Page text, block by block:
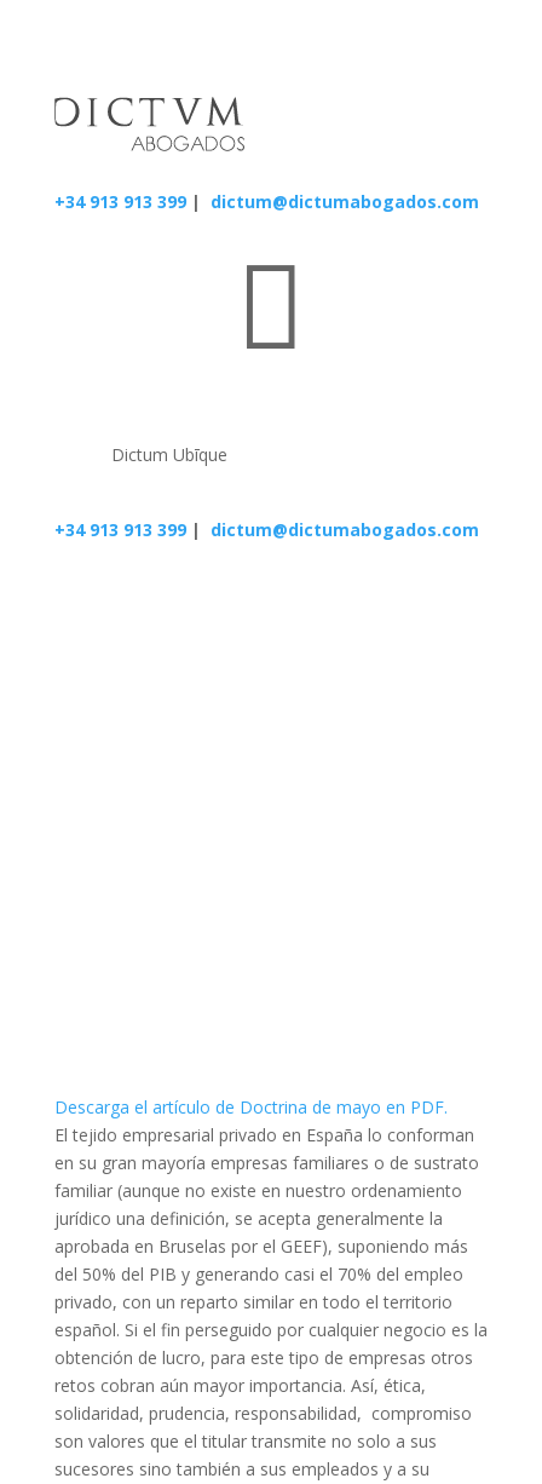
+34 913 913 399| dictum@dictumabogados.com

Dictum Ubīque
+34 913 913 399| dictum@dictumabogados.com
Descarga el artículo de Doctrina de mayo en PDF.
El tejido empresarial privado en España lo conforman
en su gran mayoría empresas familiares o de sustrato
familiar (aunque no existe en nuestro ordenamiento
jurídico una definición, se acepta generalmente la
aprobada en Bruselas por el GEEF), suponiendo más
del 50% del PIB y generando casi el 70% del empleo
privado, con un reparto similar en todo el territorio
español. Si el fin perseguido por cualquier negocio es la
obtención de lucro, para este tipo de empresas otros
retos cobran aún mayor importancia. Así, ética,
solidaridad, prudencia, responsabilidad, compromiso
son valores que el titular transmite no solo a sus
sucesores sino también a sus empleados y a su